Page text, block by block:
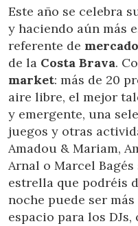
Este año se celebra
y haciendo aún más
referente de
de la Costa Brava.
market: más de 20
aire libre, el mejor
y emergente, una
juegos y otras
Amadou & Mariam,
Arnal o Marcel
estrella que podréis
noche puede ser
espacio para los
experience through
Marketing and
These cookies are used
preferences and
continuous observation
them, we can know the
display advertising